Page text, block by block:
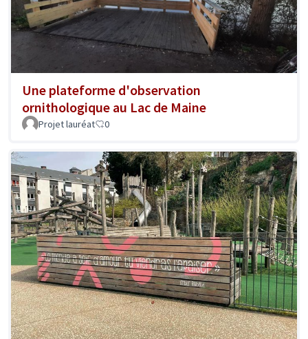
Une plateforme d'observation
ornithologique au Lac de Maine
Projet lauréat 0